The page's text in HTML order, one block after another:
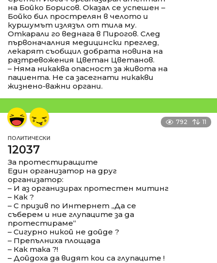
на Бойко Борисов. Оказал се успешен –
Бойко бил прострелян в челото и
куршумът излязъл от тила му.
Откарали го веднага в Пирогов. След
първоначалния медицински преглед,
лекарят съобщил добрата новина на
разтревожения Цветан Цветанов.
– Няма никаква опасност за живота на
пациента. Не са засегнати никакви
жизнено-важни органи.
792 11
ПОЛИТИЧЕСКИ
12037
За протестиращите
Един организатор на друг
организатор:
– И аз организирах протестен митинг
– Как ?
– С призив по Интернет „Да се
съберем и ние глупаците за да
протестираме“
– Сигурно никой не дойде ?
– Препълниха площада
– Как така ?!
– Дойдоха да видят кои са глупаците !